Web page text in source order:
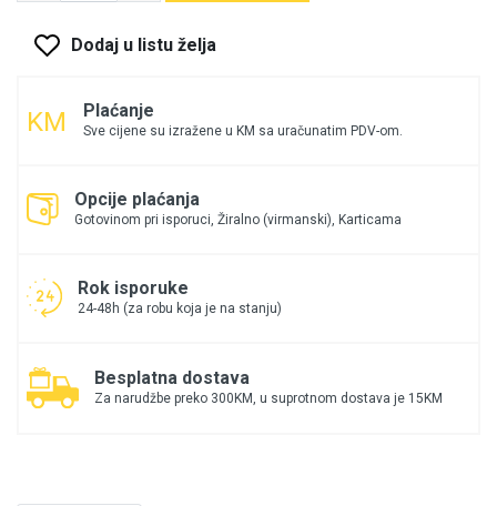
Dodaj u listu želja
Plaćanje
Sve cijene su izražene u KM sa uračunatim PDV-om.
Opcije plaćanja
Gotovinom pri isporuci, Žiralno (virmanski), Karticama
Rok isporuke
24-48h (za robu koja je na stanju)
Besplatna dostava
Za narudžbe preko 300KM, u suprotnom dostava je 15KM